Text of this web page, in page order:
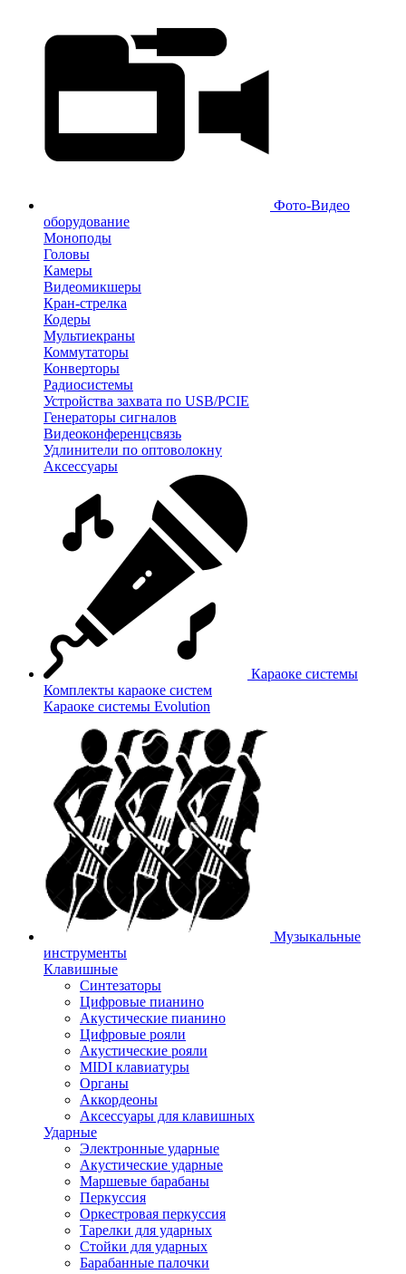
Фото-Видео
оборудование
Моноподы
Головы
Камеры
Видеомикшеры
Кран-стрелка
Кодеры
Мультиекраны
Коммутаторы
Конверторы
Радиосистемы
Устройства захвата по USB/PCIE
Генераторы сигналов
Видеоконференцсвязь
Удлинители по оптоволокну
Аксессуары
Караоке системы
Комплекты караоке систем
Караоке системы Evolution
Музыкальные
инструменты
Клавишные
Синтезаторы
Цифровые пианино
Акустические пианино
Цифровые рояли
Акустические рояли
MIDI клавиатуры
Органы
Аккордеоны
Аксессуары для клавишных
Ударные
Электронные ударные
Акустические ударные
Маршевые барабаны
Перкуссия
Оркестровая перкуссия
Тарелки для ударных
Стойки для ударных
Барабанные палочки